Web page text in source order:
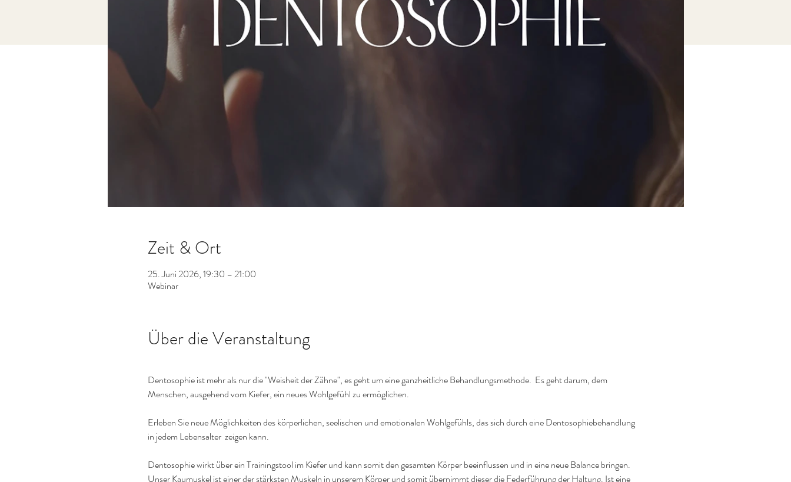
Zeit & Ort
25. Juni 2026, 19:30 – 21:00
Webinar
Über die Veranstaltung
Dentosophie ist mehr als nur die "Weisheit der Zähne", es geht um eine ganzheitliche Behandlungsmethode.  Es geht darum, dem
Menschen, ausgehend vom Kiefer, ein neues Wohlgefühl zu ermöglichen.
Erleben Sie neue Möglichkeiten des körperlichen, seelischen und emotionalen Wohlgefühls, das sich durch eine Dentosophiebehandlung
in jedem Lebensalter  zeigen kann.
Dentosophie wirkt über ein Trainingstool im Kiefer und kann somit den gesamten Körper beeinflussen und in eine neue Balance bringen.
Unser Kaumuskel ist einer der stärksten Muskeln in unserem Körper und somit übernimmt dieser die Federführung der Haltung. Ist eine